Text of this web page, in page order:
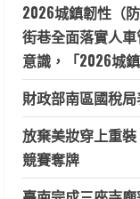
2026城鎮韌性（
街巷全面落實人
意識，「2026城
財政部南區國稅
放棄美妝穿上重
競賽奪牌